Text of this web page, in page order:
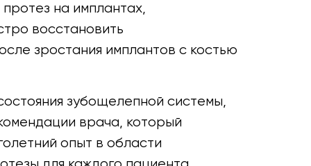
на имплантах,
восстановить
зростания имплантов с костью
зубощелепной системы,
врача, который
опыт в области